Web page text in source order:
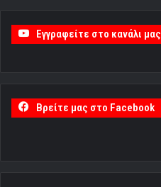
Εγγραφείτε στο κανάλι μας
Βρείτε μας στο Facebook